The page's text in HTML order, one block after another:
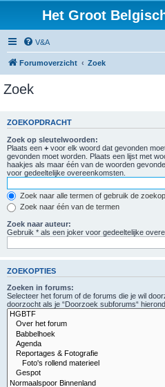
Het Groot
V&A
Forumoverzicht Zoek
Zoek
ZOEKOPDRACHT
Zoek op sleutelwoorden:
Plaats een + voor elk woord dat gevonden
gevonden moet worden. Plaats een lijst met
haakjes als maar één van de woorden
voor gedeeltelijke overeenkomsten.
Zoek naar alle termen of gebruik de
Zoek naar één van de termen
Zoek naar auteur:
Gebruik * als een joker voor gedeeltelijke
ZOEKOPTIES
Zoeken in forums:
Selecteer het forum of de forums die je wil
doorzocht als je “Doorzoek subforums“